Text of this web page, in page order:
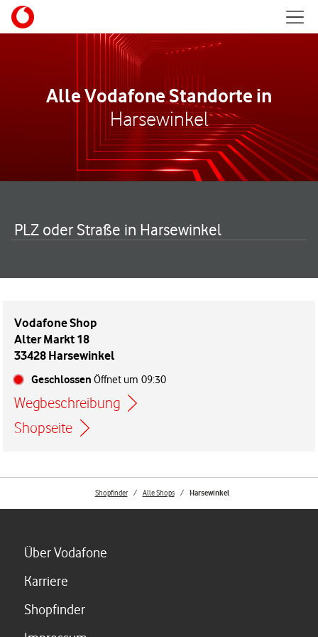
Skip to content
Alle Vodafone Standorte in
Harsewinkel
PLZ oder Straße in Harsewinkel
Vodafone Shop
Alter Markt 18
33428 Harsewinkel
Geschlossen Öffnet um 09:30
Wegbeschreibung
Link öffnet in einem neuen Tab
Shopseite
Shopfinder Alle Shops Harsewinkel
Über Vodafone
Karriere
ShopfinderLink öffnet in einem neuen Tab